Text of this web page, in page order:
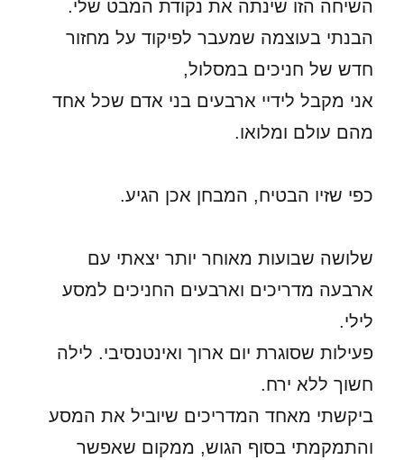
השיחה הזו שינתה את נקודת המבט שלי.
הבנתי בעוצמה שמעבר לפיקוד על מחזור
חדש של חניכים במסלול,
אני מקבל לידיי ארבעים בני אדם שכל אחד
מהם עולם ומלואו.
כפי שזיו הבטיח, המבחן אכן הגיע.
שלושה שבועות מאוחר יותר יצאתי עם
ארבעה מדריכים וארבעים החניכים למסע
לילי.
פעילות שסוגרת יום ארוך ואינטנסיבי. לילה
חשוך ללא ירח.
ביקשתי מאחד המדריכים שיוביל את המסע
והתמקמתי בסוף הגוש, ממקום שאפשר